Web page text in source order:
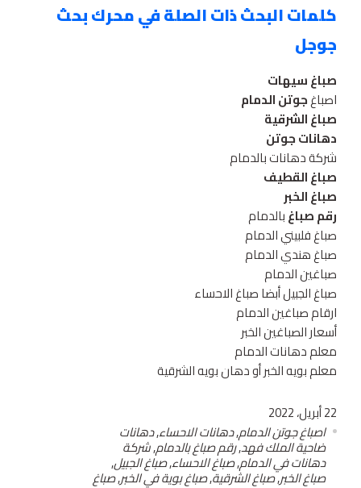
كلمات البحث ذات الصلة في محرك بحث
جوجل
صباغ سيهات
اصباغجوتن الدمام
صباغ الشرقية
دهانات جوتن
شركة دهانات بالدمام
صباغ القطيف
صباغ الخبر
رقم صباغبالدمام
صباغ فلبيني الدمام
صباغ هندي الدمام
صباغين الدمام
صباغ الجبيل أبضا صباغ الاحساء
ارقام صباغين الدمام
أسعار الصباغين الخبر
معلم دهانات الدمام
معلم بويه الخبر أو دهان بويه الشرقية
22 أبريل، 2022
اصباغ جوتن الدمام,دهانات الاحساء,دهانات
ضاحية الملك فهد,رقم صباغ بالدمام,شركة
دهانات في الدمام,صباغ الاحساء,صباغ الجبيل,
صباغ الخبر,صباغ الشرقية,صباغ بوية في الخبر,صباغ